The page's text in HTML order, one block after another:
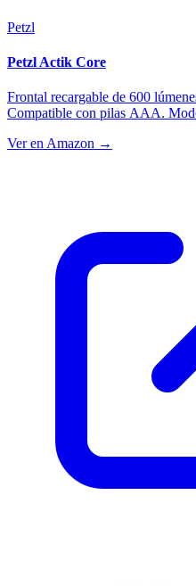
Petzl
Petzl Actik Core
Frontal recargable de 600
Compatible con pilas AAA.
Ver en Amazon →